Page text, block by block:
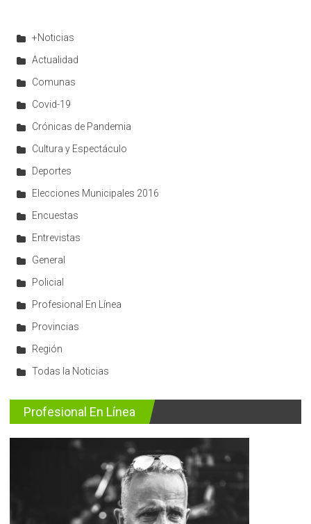
+Noticias
Actualidad
Comunas
Covid-19
Crónicas de Pandemia
Cultura y Espectáculo
Deportes
Elecciones Municipales 2016
Encuestas
Entrevistas
General
Policial
Profesional En Línea
Provincias
Región
Todas la Noticias
Profesional En Línea